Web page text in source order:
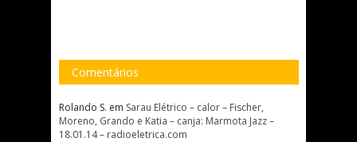
Comentários
Rolando S. em Sarau Elétrico – calor – Fischer,
Moreno, Grando e Katia – canja: Marmota Jazz –
18.01.14 – radioeletrica.com